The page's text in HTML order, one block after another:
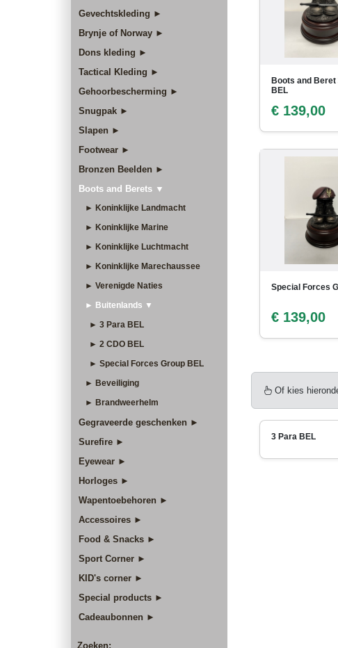
Gevechtskleding ►
Brynje of Norway ►
Dons kleding ►
Tactical Kleding ►
Gehoorbescherming ►
Snugpak ►
Slapen ►
Footwear ►
Bronzen Beelden ►
Boots and Berets ▼
► Koninklijke Landmacht
► Koninklijke Marine
► Koninklijke Luchtmacht
► Koninklijke Marechaussee
► Verenigde Naties
► Buitenlands ▼
► 3 Para BEL
► 2 CDO BEL
► Special Forces Group BEL
► Beveiliging
► Brandweerhelm
Gegraveerde geschenken ►
Surefire ►
Eyewear ►
Horloges ►
Wapentoebehoren ►
Accessoires ►
Food & Snacks ►
Sport Corner ►
KID's corner ►
Special products ►
Cadeaubonnen ►
Zoeken:
Boots and Beret
BEL
€ 139,00
Special Forces
€ 139,00
Of kies
3 Para BEL